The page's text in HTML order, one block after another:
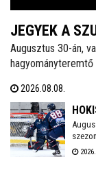
JEGYEK A
Augusztus 30-án,
míg a férfiaknál a
világklasszis
kaphatók!
2026.08.08.